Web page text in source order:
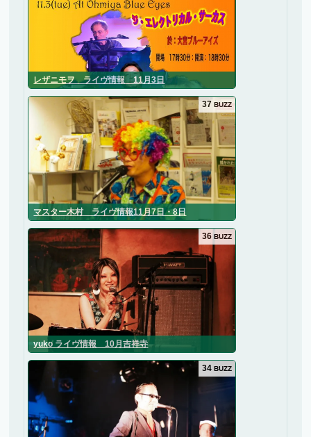
レザニモヲ ライヴ情報 11月3日
マスター木村 ライヴ情報11月7日・8日
37 BUZZ
yuko ライヴ情報 10月吉祥寺
36 BUZZ
34 BUZZ